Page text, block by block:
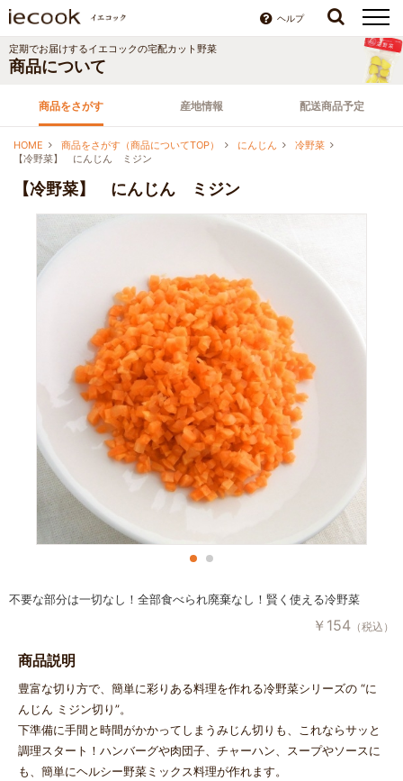
ヘルプ
商品をさがす 産地情報 配送商品予定
定期でお届けするイエコックの宅配カット野菜
商品について
HOME 商品をさがす（商品についてTOP） にんじん
冷野菜
【冷野菜】 にんじん ミジン
【冷野菜】 にんじん ミジン
不要な部分は一切なし！全部食べられ廃棄なし！賢く使える冷野菜
￥ 154 （税込）
商品説明
豊富な切り方で、簡単に彩りある料理を作れる冷野菜シリーズの “に
んじん ミジン切り”。
下準備に手間と時間がかかってしまうみじん切りも、これならサッと
調理スタート！ハンバーグや肉団子、チャーハン、スープやソースに
も、簡単にヘルシー野菜ミックス料理が作れます。